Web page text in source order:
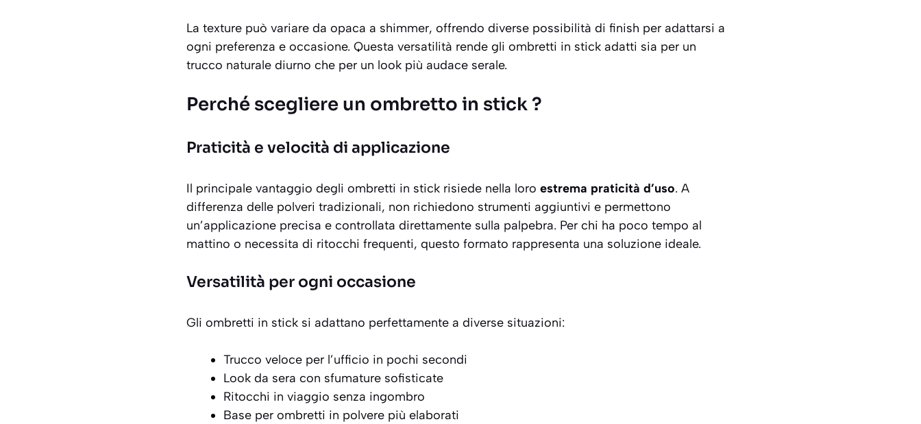
La texture può variare da opaca a shimmer, offrendo diverse possibilità di finish per adattarsi a
ogni preferenza e occasione. Questa versatilità rende gli ombretti in stick adatti sia per un
trucco naturale diurno che per un look più audace serale.
Perché scegliere un ombretto in stick ?
Praticità e velocità di applicazione
Il principale vantaggio degli ombretti in stick risiede nella loro estrema praticità d’uso. A
differenza delle polveri tradizionali, non richiedono strumenti aggiuntivi e permettono
un’applicazione precisa e controllata direttamente sulla palpebra. Per chi ha poco tempo al
mattino o necessita di ritocchi frequenti, questo formato rappresenta una soluzione ideale.
Versatilità per ogni occasione
Gli ombretti in stick si adattano perfettamente a diverse situazioni:
Trucco veloce per l’ufficio in pochi secondi
Look da sera con sfumature sofisticate
Ritocchi in viaggio senza ingombro
Base per ombretti in polvere più elaborati